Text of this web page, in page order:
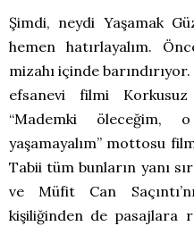
Şimdi, neydi Yaşamak
hemen hatırlayalım.
mizahı içinde
efsanevi filmi Korkusuz
“Mademki öleceğim,
yaşamayalım” mottosu
Tabii tüm bunların yanı
ve Müfit Can
kişiliğinden de pasajlara